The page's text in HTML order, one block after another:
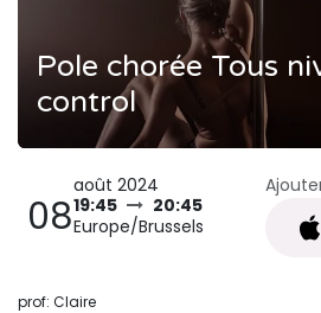
Pole chorée Tous
control
08
août 2024
19:45
20:45
Europe/Brussels
prof: Claire